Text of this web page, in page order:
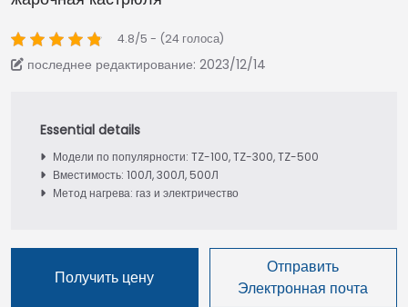
4.8/5 - (24 голоса)
последнее редактирование: 2023/12/14
Модели по популярности: TZ-100, TZ-300, TZ-500
Вместимость: 100Л, 300Л, 500Л
Метод нагрева: газ и электричество
Получить цену
Отправить
Электронная почта